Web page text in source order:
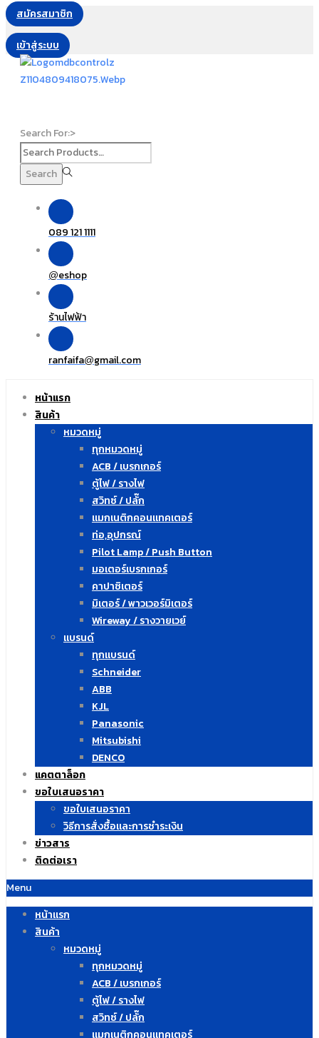
สมัครสมาชิก
เข้าสู่ระบบ
Search For:>
Search
089 121 1111
@eshop
ร้านไฟฟ้า
ranfaifa@gmail.com
หน้าแรก
สินค้า
หมวดหมู่
ทุกหมวดหมู่
ACB / เบรกเกอร์
ตู้ไฟ / รางไฟ
สวิทซ์ / ปลั๊ก
แมกเนติกคอนแทคเตอร์
ท่อ,อุปกรณ์
Pilot Lamp / Push Button
มอเตอร์เบรกเกอร์
คาปาซิเตอร์
มิเตอร์ / พาวเวอร์มิเตอร์
Wireway / รางวายเวย์
แบรนด์
ทุกแบรนด์
Schneider
ABB
KJL
Panasonic
Mitsubishi
DENCO
แคตตาล็อก
ขอใบเสนอราคา
ขอใบเสนอราคา
วิธีการสั่งซื้อและการชำระเงิน
ข่าวสาร
ติดต่อเรา
Menu
หน้าแรก
สินค้า
หมวดหมู่
ทุกหมวดหมู่
ACB / เบรกเกอร์
ตู้ไฟ / รางไฟ
สวิทซ์ / ปลั๊ก
แมกเนติกคอนแทคเตอร์